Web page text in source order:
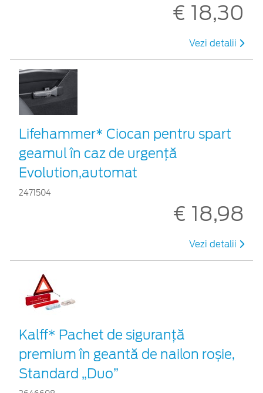
€ 18,30
Vezi detalii
Lifehammer* Ciocan pentru spart
geamul în caz de urgenţă
Evolution,automat
2471504
€ 18,98
Vezi detalii
Kalff* Pachet de siguranţă
premium în geantă de nailon roșie,
Standard „Duo”